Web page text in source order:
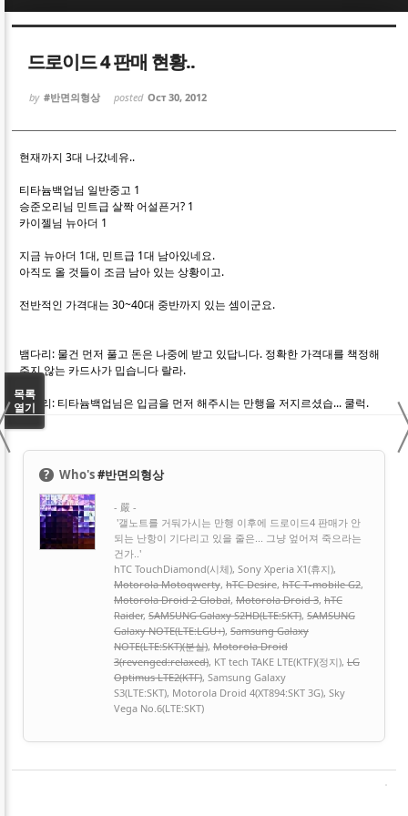
드로이드 4 판매 현황..
by #반면의형상 posted Oct 30, 2012
현재까지 3대 나갔네유..
티타늄백업님 일반중고 1
승준오리님 민트급 살짝 어설픈거? 1
카이젤님 뉴아더 1
지금 뉴아더 1대, 민트급 1대 남아있네요.
아직도 올 것들이 조금 남아 있는 상황이고.
전반적인 가격대는 30~40대 중반까지 있는 셈이군요.
뱀다리: 물건 먼저 풀고 돈은 나중에 받고 있답니다. 정확한 가격대를 책정해
주지 않는 카드사가 밉습니다 랄라.
뱀꼬리: 티타늄백업님은 입금을 먼저 해주시는 만행을 저지르셨습... 쿨럭.
? Who's#반면의형상
- 嚴 -
'갤노트를 거둬가시는 만행 이후에 드로이드4 판매가 안
되는 난항이 기다리고 있을 줄은... 그냥 엎어져 죽으라는
건가..'
hTC TouchDiamond(시체), Sony Xperia X1(휴지),
Motorola Motoqwerty, hTC Desire, hTC T-mobile G2,
Motorola Droid 2 Global, Motorola Droid 3, hTC
Raider, SAMSUNG Galaxy S2HD(LTE:SKT), SAMSUNG
Galaxy NOTE(LTE:LGU+), Samsung Galaxy
NOTE(LTE:SKT)(분실), Motorola Droid
3(revenged:relaxed), KT tech TAKE LTE(KTF)(정지), LG
Optimus LTE2(KTF), Samsung Galaxy
S3(LTE:SKT), Motorola Droid 4(XT894:SKT 3G), Sky
Vega No.6(LTE:SKT)
목록
열기
Sketchbook5, 스케치북5
Sketchbook5, 스케치북5
Sketchbook5, 스케치북5
Sketchbook5, 스케치북5